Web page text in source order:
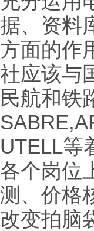
据、资料
方面的作
社应该与
民航和铁
UTELL等
各个岗位
测、价格
改变拍脑